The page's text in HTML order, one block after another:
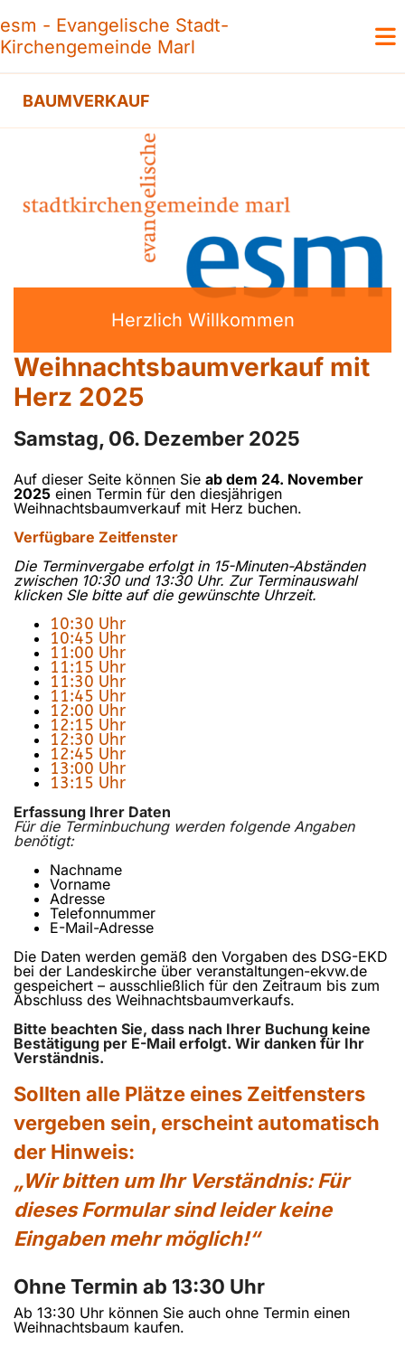
esm - Evangelische Stadt-
Kirchengemeinde Marl
BAUMVERKAUF
Herzlich Willkommen
Weihnachtsbaumverkauf mit
Herz 2025
Samstag, 06. Dezember 2025
Auf dieser Seite können Sie ab dem 24. November
2025 einen Termin für den diesjährigen
Weihnachtsbaumverkauf mit Herz buchen.
Verfügbare Zeitfenster
Die Terminvergabe erfolgt in 15-Minuten-Abständen
zwischen 10:30 und 13:30 Uhr. Zur Terminauswahl
klicken SIe bitte auf die gewünschte Uhrzeit.
10:30 Uhr
10:45 Uhr
11:00 Uhr
11:15 Uhr
11:30 Uhr
11:45 Uhr
12:00 Uhr
12:15 Uhr
12:30 Uhr
12:45 Uhr
13:00 Uhr
13:15 Uhr
Erfassung Ihrer Daten
Für die Terminbuchung werden folgende Angaben
benötigt:
Nachname
Vorname
Adresse
Telefonnummer
E-Mail-Adresse
Die Daten werden gemäß den Vorgaben des DSG-EKD
bei der Landeskirche über veranstaltungen-ekvw.de
gespeichert – ausschließlich für den Zeitraum bis zum
Abschluss des Weihnachtsbaumverkaufs.
Bitte beachten Sie, dass nach Ihrer Buchung keine
Bestätigung per E-Mail erfolgt. Wir danken für Ihr
Verständnis.
Sollten alle Plätze eines Zeitfensters
vergeben sein, erscheint automatisch
der Hinweis:
„Wir bitten um Ihr Verständnis: Für
dieses Formular sind leider keine
Eingaben mehr möglich!“
Ohne Termin ab 13:30 Uhr
Ab 13:30 Uhr können Sie auch ohne Termin einen
Weihnachtsbaum kaufen.